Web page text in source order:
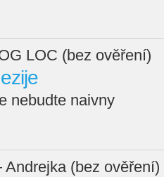
LOC (bez ověření)
nebudte naivny
(bez ověření)